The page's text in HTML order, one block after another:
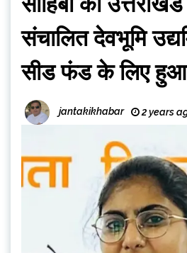
संचालित देवभूमि
सीड फंड के लिए
jantakikhabar 2 years